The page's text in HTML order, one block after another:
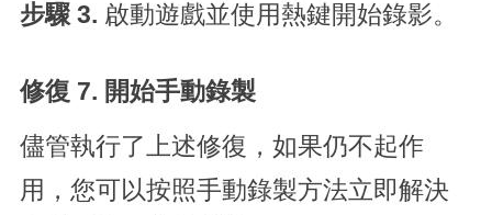
步驟 3. 啟動遊戲並使用熱鍵開始錄影。
修復 7. 開始手動錄製
儘管執行了上述修復，如果仍不起作
用，您可以按照手動錄製方法立即解決